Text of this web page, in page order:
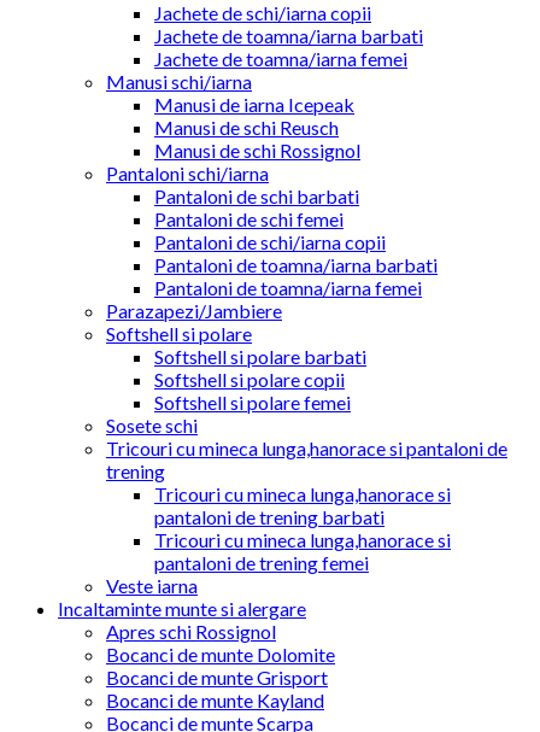
Jachete de schi/iarna copii
Jachete de toamna/iarna barbati
Jachete de toamna/iarna femei
Manusi schi/iarna
Manusi de iarna Icepeak
Manusi de schi Reusch
Manusi de schi Rossignol
Pantaloni schi/iarna
Pantaloni de schi barbati
Pantaloni de schi femei
Pantaloni de schi/iarna copii
Pantaloni de toamna/iarna barbati
Pantaloni de toamna/iarna femei
Parazapezi/Jambiere
Softshell si polare
Softshell si polare barbati
Softshell si polare copii
Softshell si polare femei
Sosete schi
Tricouri cu mineca lunga,hanorace si pantaloni de
trening
Tricouri cu mineca lunga,hanorace si
pantaloni de trening barbati
Tricouri cu mineca lunga,hanorace si
pantaloni de trening femei
Veste iarna
Incaltaminte munte si alergare
Apres schi Rossignol
Bocanci de munte Dolomite
Bocanci de munte Grisport
Bocanci de munte Kayland
Bocanci de munte Scarpa